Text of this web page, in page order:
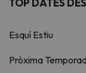
TOP DATES
Esquí Estiu
Pròxima